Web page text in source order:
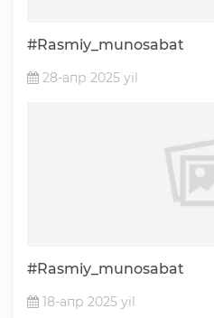
#Rasmiy_munosabat
28-апр 2025 yil
#Rasmiy_munosabat
18-апр 2025 yil